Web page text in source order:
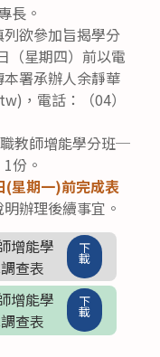
長。
欲參加旨揭學分
（星期四）前以電
署承辦人余靜華
，電話：（04）
教師增能學分班─
份。
(星期一)前完成表
明辦理後續事宜。
增能學
查表
下
載
增能學
查表
下
載